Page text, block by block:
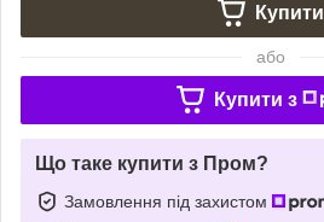
Купити
або
Купити з
Що таке купити з Пром?
Замовлення під захистом